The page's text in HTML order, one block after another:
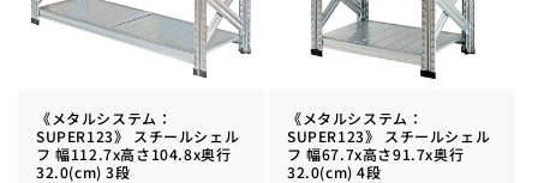
《メタルシステム：
SUPER123》 スチールシェル
フ 幅112.7x高さ104.8x奥行
32.0(cm) 3段
《メタルシステム：
SUPER123》 スチールシェル
フ 幅67.7x高さ91.7x奥行
32.0(cm) 4段